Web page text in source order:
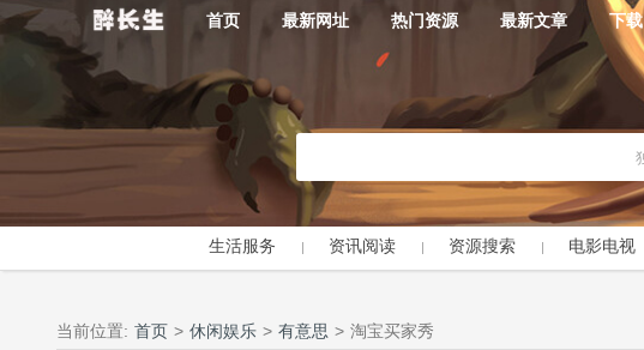
首页 最新网址 热门资源 最新文章 下载
生活服务 资讯阅读 资源搜索 电影电视
当前位置: 首页 > 休闲娱乐 > 有意思 > 淘宝买家秀